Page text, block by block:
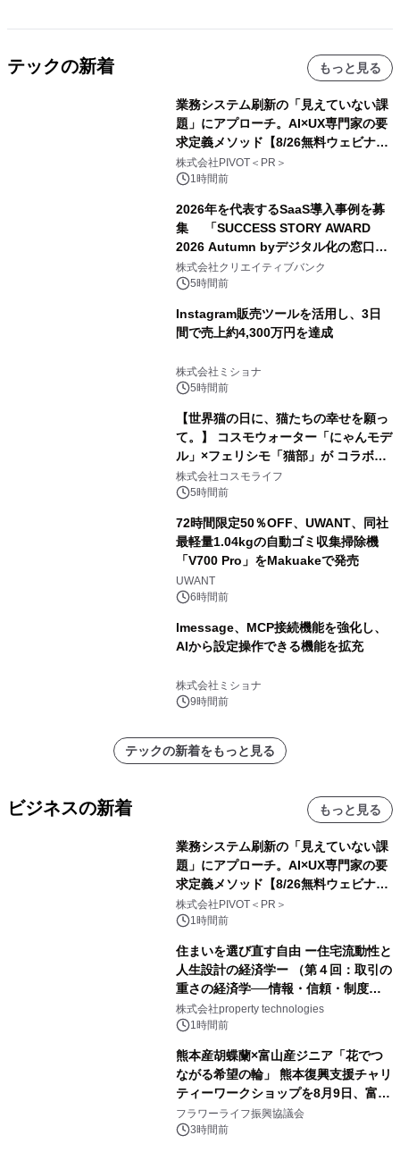
テックの新着 もっと見る
業務システム刷新の「見えていない課
題」にアプローチ。AI×UX専門家の要
求定義メソッド【8/26無料ウェビナ
ー】株式会社PIVOT
株式会社PIVOT＜PR＞
1時間前
2026年を代表するSaaS導入事例を募
集 「SUCCESS STORY AWARD
2026 Autumn byデジタル化の窓口」
開催
株式会社クリエイティブバンク
5時間前
Instagram販売ツールを活用し、3日
間で売上約4,300万円を達成
株式会社ミショナ
5時間前
【世界猫の日に、猫たちの幸せを願っ
て。】 コスモウォーター「にゃんモデ
ル」×フェリシモ「猫部」が コラボキ
ャンペーンを実施
株式会社コスモライフ
5時間前
72時間限定50％OFF、UWANT、同社
最軽量1.04kgの自動ゴミ収集掃除機
「V700 Pro」をMakuakeで発売
UWANT
6時間前
lmessage、MCP接続機能を強化し、
AIから設定操作できる機能を拡充
株式会社ミショナ
9時間前
テックの新着をもっと見る
ビジネスの新着 もっと見る
業務システム刷新の「見えていない課
題」にアプローチ。AI×UX専門家の要
求定義メソッド【8/26無料ウェビナ
ー】株式会社PIVOT
株式会社PIVOT＜PR＞
1時間前
住まいを選び直す自由 ー住宅流動性と
人生設計の経済学ー （第４回：取引の
重さの経済学──情報・信頼・制度を
PropTechはどう組み替えるか）｜
PropTech-Lab
株式会社property technologies
1時間前
熊本産胡蝶蘭×富山産ジニア「花でつ
ながる希望の輪」 熊本復興支援チャリ
ティーワークショップを8月9日、富
山・射水で開催
フラワーライフ振興協議会
3時間前